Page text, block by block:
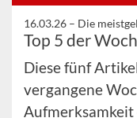
16.03.26 – Die
Top 5 der
Diese fünf
vergangene
Aufmerksamkeit